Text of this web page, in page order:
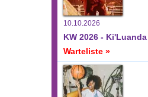
10.10.2026
KW 2026 - Ki'Luanda
Warteliste »